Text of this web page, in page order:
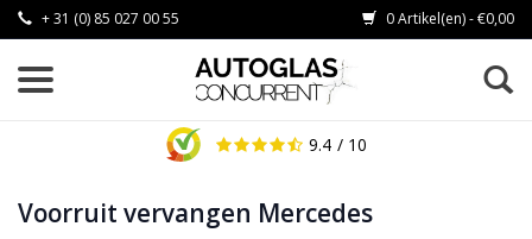
+ 31 (0) 85 027 00 55 0 Artikel(en) - €0,00
9.4 / 10
Voorruit vervangen Mercedes